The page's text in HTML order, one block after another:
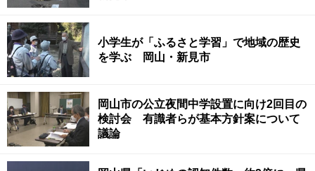
小学生が「ふるさと学習」で地域の歴史
を学ぶ 岡山・新見市
岡山市の公立夜間中学設置に向け2回目の
検討会 有識者らが基本方針案について
議論